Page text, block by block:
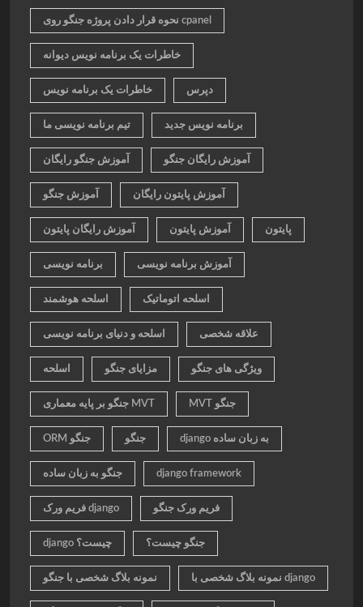
نحوه قرار دادن پروژه جنگو روی cpanel
خاطرات یک برنامه نویس دیوانه
خاطرات یک برنامه نویس دپرس
تیم برنامه نویسی ما برنامه نویس جدید
آموزش جنگو رایگان آموزش رایگان جنگو
آموزش جنگو آموزش پایتون رایگان
آموزش رایگان پایتون آموزش پایتون پایتون
برنامه نویسی آموزش برنامه نویسی
اسلحه هوشمند اسلحه اتوماتیک
اسلحه و دنیای برنامه نویسی علاقه شخصی
اسلحه مزایای جنگو ویژگی های جنگو
جنگو بر پایه معماری MVT MVT جنگو
ORM جنگو جنگو django به زبان ساده
جنگو به زبان ساده django framework
فریم ورک django فریم ورک جنگو
django چیست؟ جنگو چیست؟
نمونه بلاگ شخصی با جنگو نمونه بلاگ شخصی با django